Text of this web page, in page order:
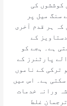
کوششوں کی
سنگ میل پر
کہ ہر قدم آخری
کے
ہے۔ ہجے کو
پارٹنرز کے
ترکی کے ناموں
ہے۔ اس میں
ورانہ خدمات
غلط